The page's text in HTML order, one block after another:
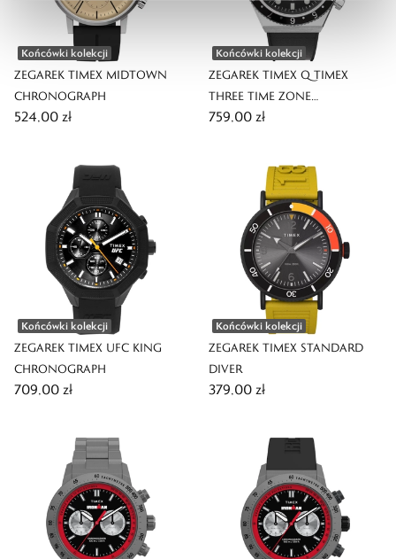
Końcówki kolekcji
ZEGAREK TIMEX MIDTOWN
CHRONOGRAPH
524,00 zł
Końcówki kolekcji
ZEGAREK TIMEX Q TIMEX
THREE TIME ZONE
CHRONOGRAPH
759,00 zł
Końcówki kolekcji
ZEGAREK TIMEX UFC KING
CHRONOGRAPH
709,00 zł
Końcówki kolekcji
ZEGAREK TIMEX STANDARD
DIVER
379,00 zł